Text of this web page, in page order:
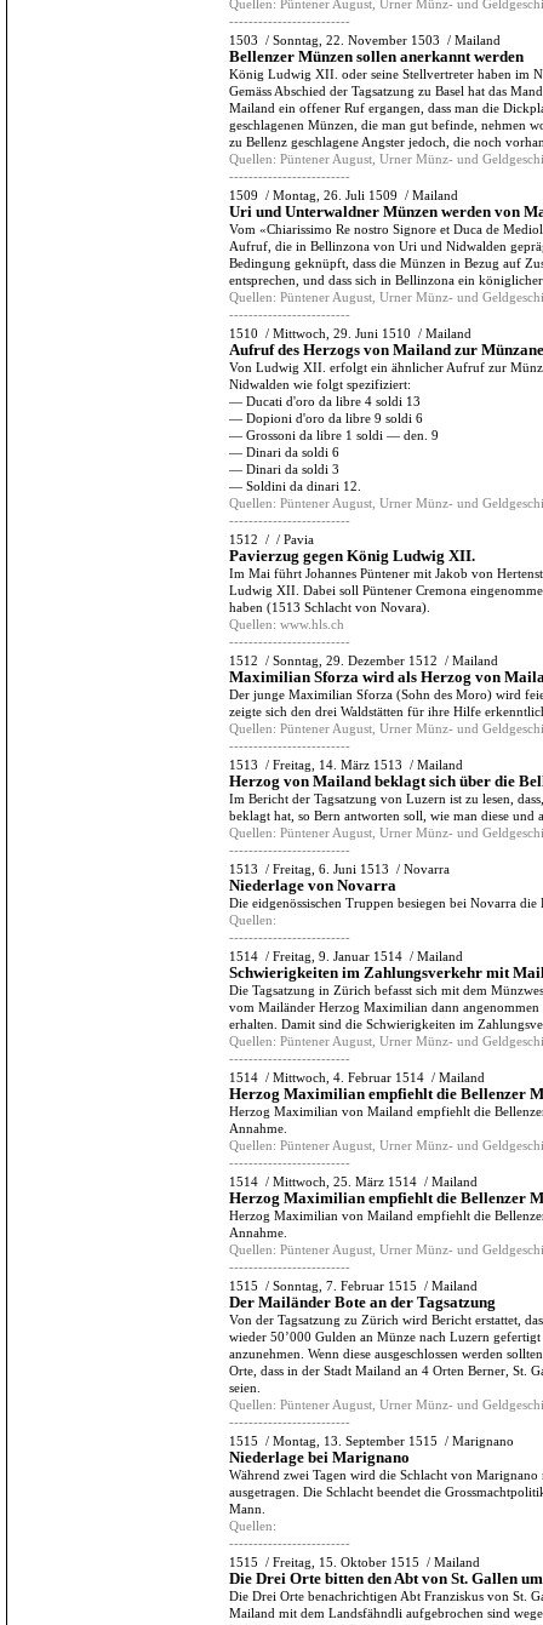
Quellen: Püntener August, Urner Münz- und
-------------------------
1503 / Sonntag, 22. November 1503 / Mailand
Bellenzer Münzen sollen anerkannt werden
König Ludwig XII. oder seine Stellvertreter haben im
Gemäss Abschied der Tagsatzung zu Basel hat das
Mailand ein offener Ruf ergangen, dass man die
geschlagenen Münzen, die man gut befinde, nehmen
zu Bellenz geschlagene Angster jedoch, die noch
Quellen: Püntener August, Urner Münz- und
-------------------------
1509 / Montag, 26. Juli 1509 / Mailand
Uri und Unterwaldner Münzen werden von
Vom «Chiarissimo Re nostro Signore et Duca de
Aufruf, die in Bellinzona von Uri und Nidwalden
Bedingung geknüpft, dass die Münzen in Bezug auf
entsprechen, und dass sich in Bellinzona ein
Quellen: Püntener August, Urner Münz- und
-------------------------
1510 / Mittwoch, 29. Juni 1510 / Mailand
Aufruf des Herzogs von Mailand zur
Von Ludwig XII. erfolgt ein ähnlicher Aufruf zur
Nidwalden wie folgt spezifiziert:
— Ducati d'oro da libre 4 soldi 13
— Dopioni d'oro da libre 9 soldi 6
— Grossoni da libre 1 soldi — den. 9
— Dinari da soldi 6
— Dinari da soldi 3
— Soldini da dinari 12.
Quellen: Püntener August, Urner Münz- und
-------------------------
1512 / / Pavia
Pavierzug gegen König Ludwig XII.
Im Mai führt Johannes Püntener mit Jakob von
Ludwig XII. Dabei soll Püntener Cremona
haben (1513 Schlacht von Novara).
Quellen: www.hls.ch
-------------------------
1512 / Sonntag, 29. Dezember 1512 / Mailand
Maximilian Sforza wird als Herzog von
Der junge Maximilian Sforza (Sohn des Moro) wird
zeigte sich den drei Waldstätten für ihre Hilfe
Quellen: Püntener August, Urner Münz- und
-------------------------
1513 / Freitag, 14. März 1513 / Mailand
Herzog von Mailand beklagt sich über die
Im Bericht der Tagsatzung von Luzern ist zu lesen,
beklagt hat, so Bern antworten soll, wie man diese und
Quellen: Püntener August, Urner Münz- und
-------------------------
1513 / Freitag, 6. Juni 1513 / Novarra
Niederlage von Novarra
Die eidgenössischen Truppen besiegen bei Novarra
Quellen:
-------------------------
1514 / Freitag, 9. Januar 1514 / Mailand
Schwierigkeiten im Zahlungsverkehr mit
Die Tagsatzung in Zürich befasst sich mit dem
vom Mailänder Herzog Maximilian dann
erhalten. Damit sind die Schwierigkeiten im
Quellen: Püntener August, Urner Münz- und
-------------------------
1514 / Mittwoch, 4. Februar 1514 / Mailand
Herzog Maximilian empfiehlt die Bellenzer
Herzog Maximilian von Mailand empfiehlt die
Annahme.
Quellen: Püntener August, Urner Münz- und
-------------------------
1514 / Mittwoch, 25. März 1514 / Mailand
Herzog Maximilian empfiehlt die Bellenzer
Herzog Maximilian von Mailand empfiehlt die
Annahme.
Quellen: Püntener August, Urner Münz- und
-------------------------
1515 / Sonntag, 7. Februar 1515 / Mailand
Der Mailänder Bote an der Tagsatzung
Von der Tagsatzung zu Zürich wird Bericht erstattet,
wieder 50’000 Gulden an Münze nach Luzern
anzunehmen. Wenn diese ausgeschlossen werden
Orte, dass in der Stadt Mailand an 4 Orten Berner, St.
seien.
Quellen: Püntener August, Urner Münz- und
-------------------------
1515 / Montag, 13. September 1515 / Marignano
Niederlage bei Marignano
Während zwei Tagen wird die Schlacht von
ausgetragen. Die Schlacht beendet die
Mann.
Quellen:
-------------------------
1515 / Freitag, 15. Oktober 1515 / Mailand
Die Drei Orte bitten den Abt von St. Gallen
Die Drei Orte benachrichtigen Abt Franziskus von St.
Mailand mit dem Landsfähndli aufgebrochen sind